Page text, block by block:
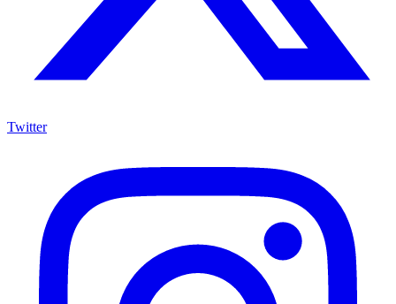
Twitter